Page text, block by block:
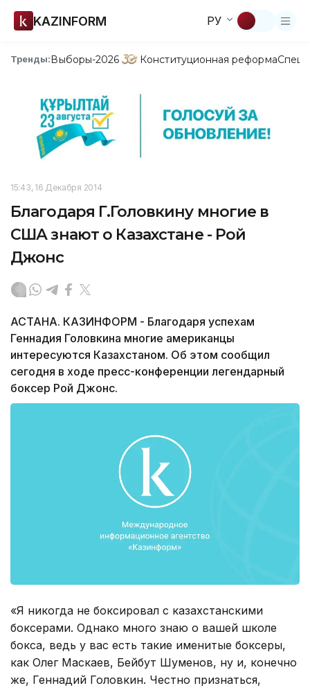
KAZINFORM РУ
Тренды:Выборы-2026 Конституционная реформа
15:43, 16 Декабря 2014
Благодаря Г.Головкину многие в
США знают о Казахстане - Рой
Джонс
АСТАНА. КАЗИНФОРМ - Благодаря успехам
Геннадия Головкина многие американцы
интересуются Казахстаном. Об этом сообщил
сегодня в ходе пресс-конференции легендарный
боксер Рой Джонс.
«Я никогда не боксировал с казахстанскими
боксерами. Однако много знаю о вашей школе
бокса, ведь у вас есть такие именитые боксеры,
как Олег Маскаев, Бейбут Шуменов, ну и, конечно
же, Геннадий Головкин. Честно признаться,